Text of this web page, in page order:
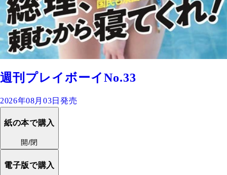
週刊プレイボーイNo.33
2026年08月03日発売
紙の本で購入
開/閉
電子版で購入